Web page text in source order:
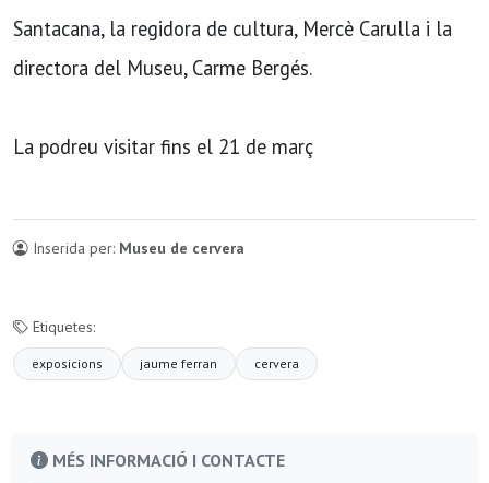
Santacana, la regidora de cultura, Mercè Carulla i la
directora del Museu, Carme Bergés.
La podreu visitar fins el 21 de març
Inserida per: Museu de cervera
Etiquetes:
exposicions jaume ferran cervera
MÉS INFORMACIÓ I CONTACTE